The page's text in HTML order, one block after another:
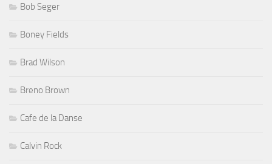
Bob Seger
Boney Fields
Brad Wilson
Breno Brown
Cafe de la Danse
Calvin Rock